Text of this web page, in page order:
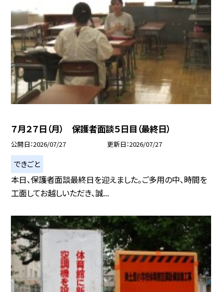
７月２７日（月） 保護者面談５日目（最終日）
公開日 2026/07/27 更新日 2026/07/27
できごと
本日、保護者面談最終日を迎えました。ご多用の中、時間を
工面してお越しいただき、誠...